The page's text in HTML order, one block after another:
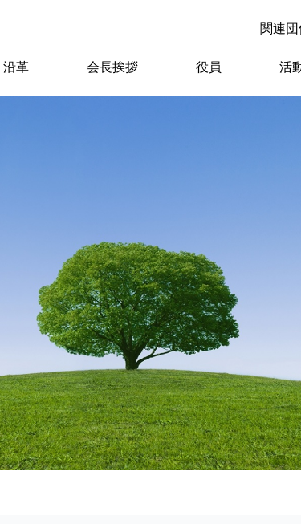
関連
沿革 会長挨拶 役員 活